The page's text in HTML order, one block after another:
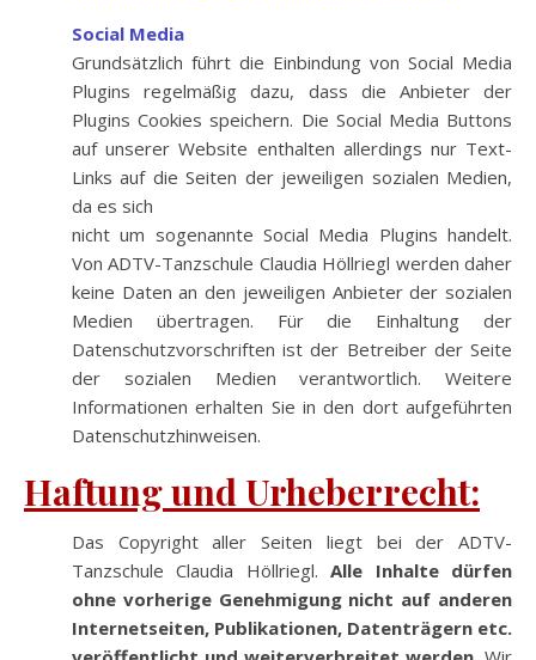
Social Media
Grundsätzlich führt die Einbindung von Social Media
Plugins regelmäßig dazu, dass die Anbieter der
Plugins Cookies speichern. Die Social Media Buttons
auf unserer Website enthalten allerdings nur Text-
Links auf die Seiten der jeweiligen sozialen Medien,
da es sich
nicht um sogenannte Social Media Plugins handelt.
Von ADTV-Tanzschule Claudia Höllriegl werden daher
keine Daten an den jeweiligen Anbieter der sozialen
Medien übertragen. Für die Einhaltung der
Datenschutzvorschriften ist der Betreiber der Seite
der sozialen Medien verantwortlich. Weitere
Informationen erhalten Sie in den dort aufgeführten
Datenschutzhinweisen.
Haftung und Urheberrecht:
Das Copyright aller Seiten liegt bei der ADTV-
Tanzschule Claudia Höllriegl.Alle Inhalte dürfen
ohne vorherige Genehmigung nicht auf anderen
Internetseiten, Publikationen, Datenträgern etc.